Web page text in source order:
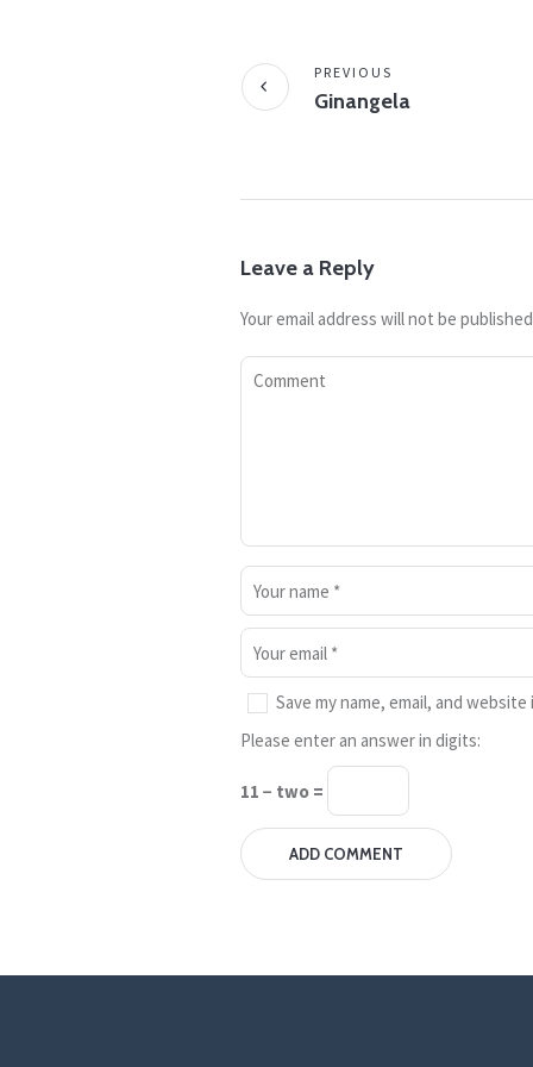
Ginangela
PREVIOUS
Leave a Reply
Your email address will not be
Save my name, email, and
Please enter an answer in digits:
11 − two =